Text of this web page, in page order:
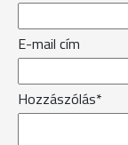
E-mail cím
Hozzászólás*